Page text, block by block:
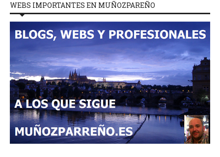
WEBS IMPORTANTES EN MUÑOZPAREÑO